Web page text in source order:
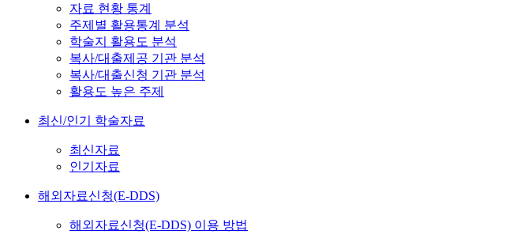
자료 현황 통계
주제별 활용통계 분석
학술지 활용도 분석
복사/대출제공 기관 분석
복사/대출신청 기관 분석
활용도 높은 주제
최신/인기 학술자료
최신자료
인기자료
해외자료신청(E-DDS)
해외자료신청(E-DDS) 이용 방법